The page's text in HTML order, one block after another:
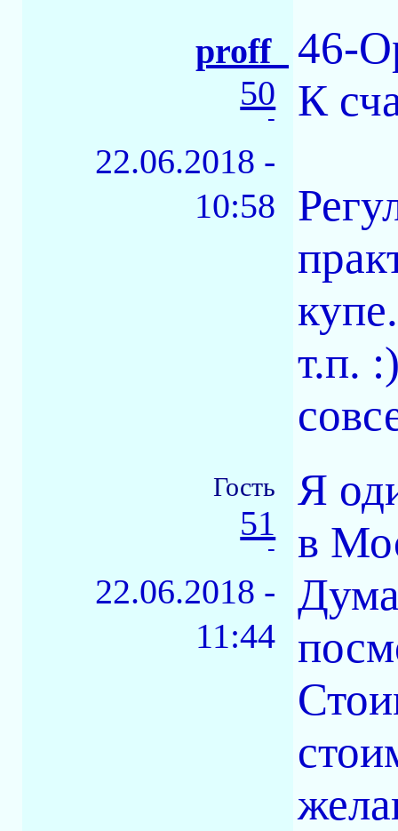
proff_
50
-
22.06.2018 -
10:58
46-
К
т.п.
Гость
51
-
22.06.2018 -
11:44
Я
в